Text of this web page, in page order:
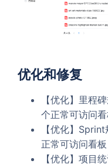
优化和修复
【优化】里程
个正常可访问看
【优化】
正常可访问看板
【优化】项目